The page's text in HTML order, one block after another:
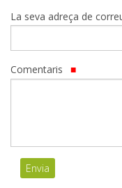
La seva adreça de
Comentaris